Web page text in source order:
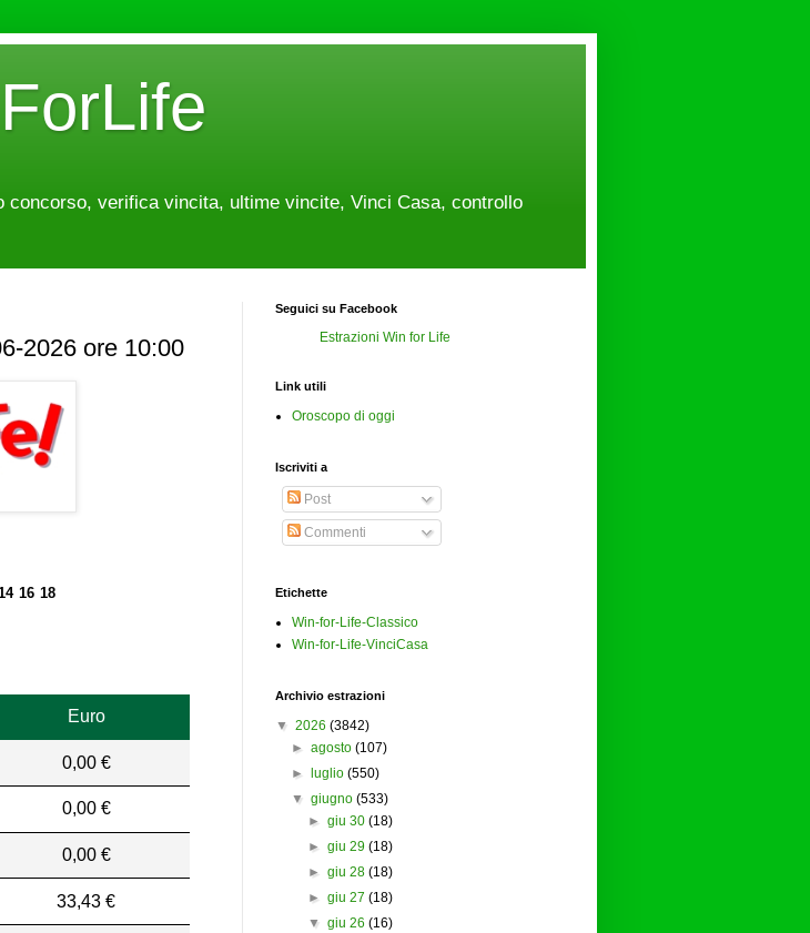
verifica vincita, ultime vincite, Vinci Casa, controllo
2026 ore 10:00
16 18
Euro
0,00 €
0,00 €
0,00 €
33,43 €
Seguici su Facebook
Estrazioni Win for Life
Link utili
Oroscopo di oggi
Iscriviti a
Post
Commenti
Etichette
Win-for-Life-Classico
Win-for-Life-VinciCasa
Archivio estrazioni
▼ 2026 (3842)
►agosto (107)
►
luglio (550)
▼ giugno (533)
► giu 30 (18)
► giu 29 (18)
► giu 28 (18)
► giu 27 (18)
▼ giu 26 (16)